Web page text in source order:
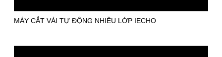
MÁY CẮT VẢI TỰ ĐỘNG NHIỀU LỚP IECHO